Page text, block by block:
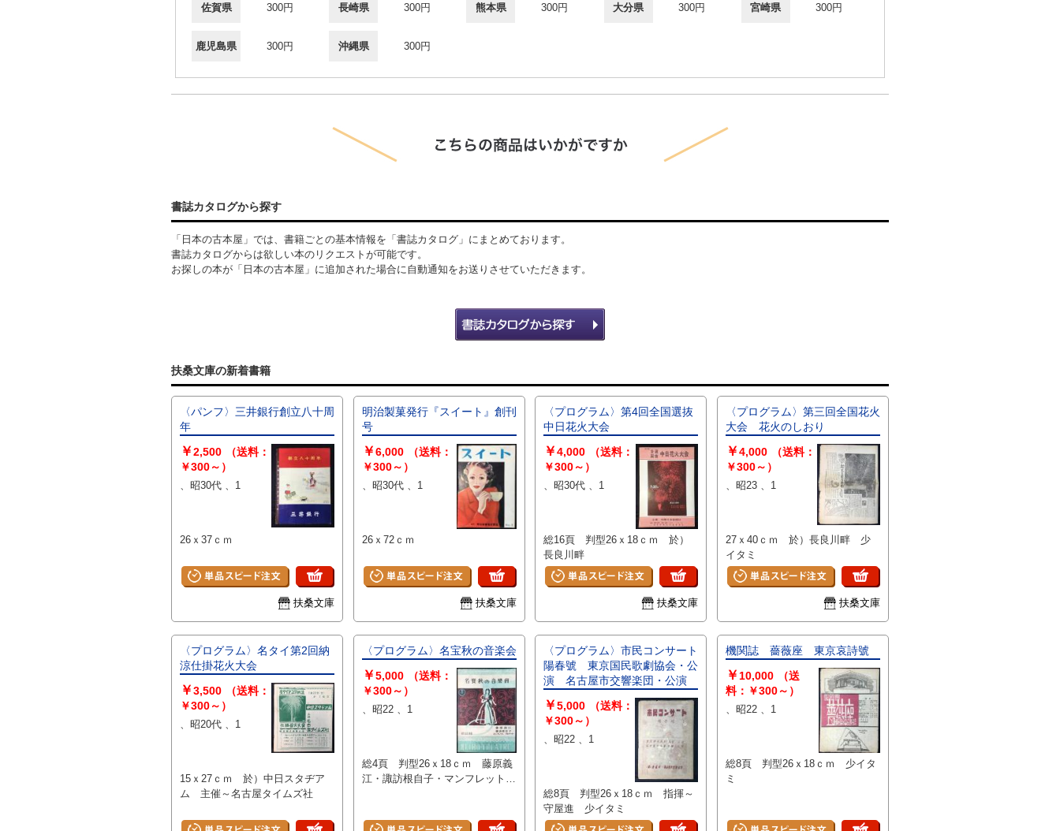
佐賀県 300円 長崎県 300円 熊本県 300円 大分県 300円 宮崎県 300円
鹿児島県 300円 沖縄県 300円
書誌カタログから探す
「日本の古本屋」では、書籍ごとの基本情報を「書誌カタログ」にまとめております。
書誌カタログからは欲しい本のリクエストが可能です。
お探しの本が「日本の古本屋」に追加された場合に自動通知をお送りさせていただきます。
扶桑文庫の新着書籍
〈パンフ〉三井銀行創立八十周
年
￥2,500
（送料：
￥300～）
、昭30代 、1
26ｘ37ｃｍ
扶桑文庫
明治製菓発行『スイート』創刊
号
￥6,000
（送料：
￥300～）
、昭30代 、1
26ｘ72ｃｍ
扶桑文庫
〈プログラム〉第4回全国選抜
中日花火大会
￥4,000
（送料：
￥300～）
、昭30代 、1
総16頁 判型26ｘ18ｃｍ 於）
長良川畔
扶桑文庫
〈プログラム〉第三回全国花火
大会 花火のしおり
￥4,000
（送料：
￥300～）
、昭23 、1
27ｘ40ｃｍ 於）長良川畔 少
イタミ
扶桑文庫
〈プログラム〉名タイ第2回納
涼仕掛花火大会
￥3,500
（送料：
￥300～）
、昭20代 、1
15ｘ27ｃｍ 於）中日スタヂア
ム 主催～名古屋タイムズ社
〈プログラム〉名宝秋の音楽会
￥5,000
（送料：
￥300～）
、昭22 、1
総4頁 判型26ｘ18ｃｍ 藤原義
江・諏訪根自子・マンフレットグ
〈プログラム〉市民コンサート
陽春號 東京国民歌劇協会・公
演 名古屋市交響楽団・公演
￥5,000
（送料：
￥300～）
、昭22 、1
総8頁 判型26ｘ18ｃｍ 指揮～
守屋進 少イタミ
機関誌 薔薇座 東京哀詩號
￥ 10,000
（送
料：￥300～）
、昭22 、1
総8頁 判型26ｘ18ｃｍ 少イタ
ミ